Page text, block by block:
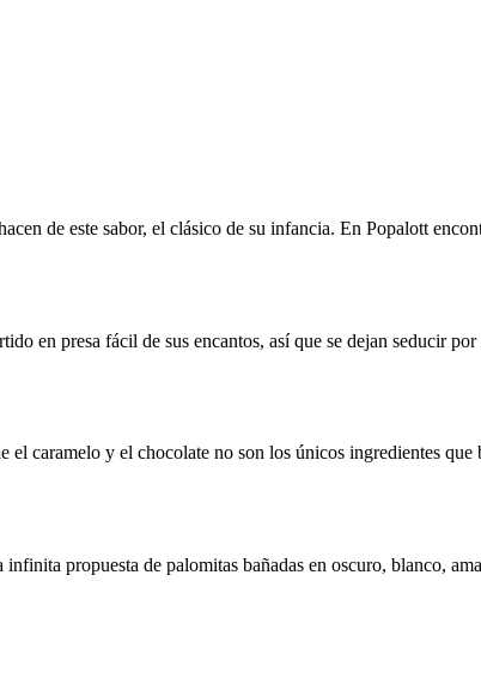
de este sabor, el clásico de su infancia. En Popalott
en presa fácil de sus encantos, así que se dejan seducir
caramelo y el chocolate no son los únicos ingredientes
propuesta de palomitas bañadas en oscuro, blanco,